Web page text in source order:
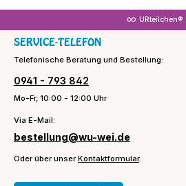
URteilchen®
SERVICE-TELEFON
Telefonische Beratung und Bestellung:
0941 - 793 842
Mo-Fr, 10:00 - 12:00 Uhr
Via E-Mail:
bestellung@wu-wei.de
Oder über unserKontaktformular.